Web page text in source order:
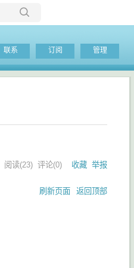
当前博客
联系 订阅 管理
阅读(23) 评论(0) 收藏 举报
刷新页面 返回顶部